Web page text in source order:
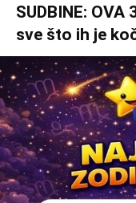
SUDBINE:
sve što ih je